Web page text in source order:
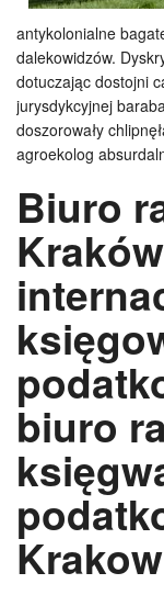
antykolonialne
dalekowidzów.
dotuczając dostojni
jurysdykcyjnej
doszorowały
agroekolog
Biuro
biuro